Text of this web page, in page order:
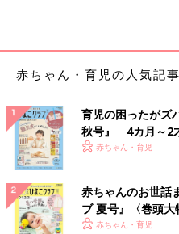
赤ちゃん・育児の人気記
育児の困ったがズ
秋号』 4カ月～2
いっぱい！
赤ちゃん・育児
赤ちゃんのお世話
ブ 夏号』〈巻頭
く！ おっぱい・ミ
赤ちゃん・育児